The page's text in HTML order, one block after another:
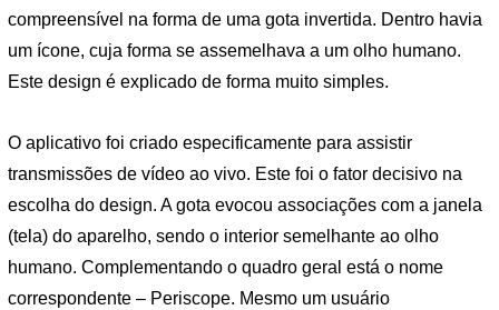
compreensível na forma de uma gota invertida. Dentro havia
um ícone, cuja forma se assemelhava a um olho humano.
Este design é explicado de forma muito simples.
O aplicativo foi criado especificamente para assistir
transmissões de vídeo ao vivo. Este foi o fator decisivo na
escolha do design. A gota evocou associações com a janela
(tela) do aparelho, sendo o interior semelhante ao olho
humano. Complementando o quadro geral está o nome
correspondente – Periscope. Mesmo um usuário